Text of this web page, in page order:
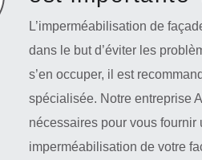
L’imperméabilisation de
dans le but d’éviter les
s’en occuper, il est
spécialisée. Notre entreprise
nécessaires pour vous
imperméabilisation de votre